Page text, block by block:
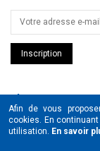
Inscription
UNIBALL
POSCA
Afin de vous
cookies. En
utilisation. En savoir